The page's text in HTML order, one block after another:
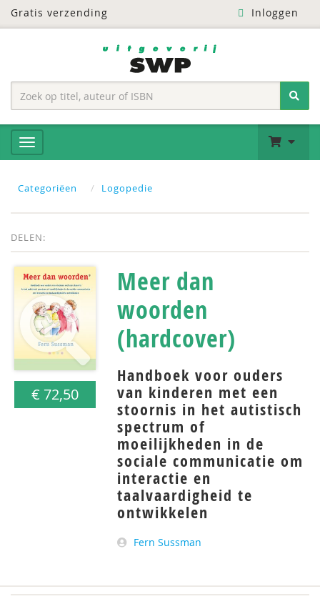
Gratis verzending Inloggen
Categoriëen Logopedie
DELEN:
€ 72,50
Meer dan
woorden
(hardcover)
Handboek voor ouders
van kinderen met een
stoornis in het autistisch
spectrum of
moeilijkheden in de
sociale communicatie om
interactie en
taalvaardigheid te
ontwikkelen
Fern Sussman